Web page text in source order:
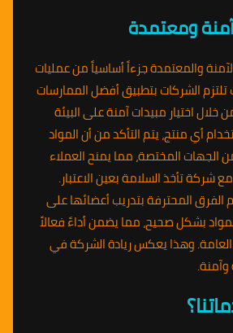
ومعتمدة
والمعتمدة جزءاً أساسياً من عمليات
الشركات بتطبيق أفضل الممارسات
اختيار مبيدات آمنة على البيئة
أي منتج، يتم التأكد من أن المواد
المختصة، مما يمنح العملاء
شركة تأخذ السلامة بعين الاعتبار.
الفرق المحترفة بتدريب أعضائها على
بشكل صحيح، مما يضمن أداءً فعالاً
وهذا يعكس ريادة الشركة في